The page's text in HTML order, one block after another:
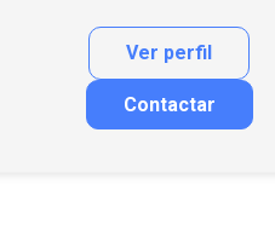
Ver perfil
Contactar
Contactar por correo